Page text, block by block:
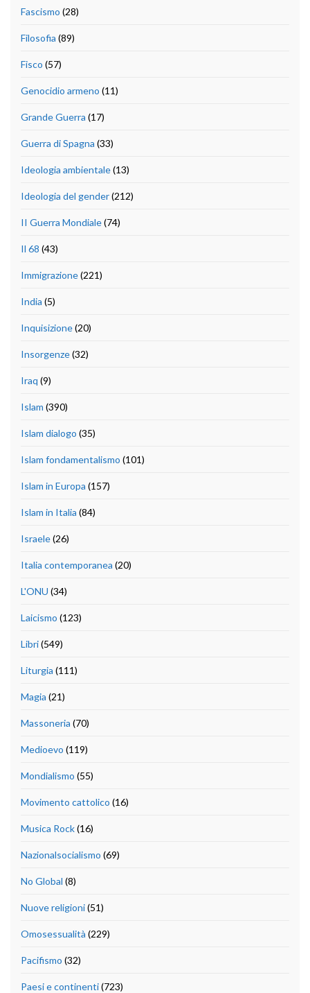
Fascismo (28)
Filosofia (89)
Fisco (57)
Genocidio armeno (11)
Grande Guerra (17)
Guerra di Spagna (33)
Ideologia ambientale(13)
Ideologia del gender(212)
II Guerra Mondiale(74)
Il 68 (43)
Immigrazione(221)
India (5)
Inquisizione(20)
Insorgenze(32)
Iraq (9)
Islam (390)
Islam dialogo (35)
Islam fondamentalismo (101)
Islam in Europa (157)
Islam in Italia (84)
Israele(26)
Italia contemporanea (20)
L'ONU (34)
Laicismo (123)
Libri(549)
Liturgia (111)
Magia (21)
Massoneria (70)
Medioevo (119)
Mondialismo (55)
Movimento cattolico (16)
Musica Rock(16)
Nazionalsocialismo (69)
No Global (8)
Nuove religioni(51)
Omosessualità (229)
Pacifismo (32)
Paesi e continenti(723)